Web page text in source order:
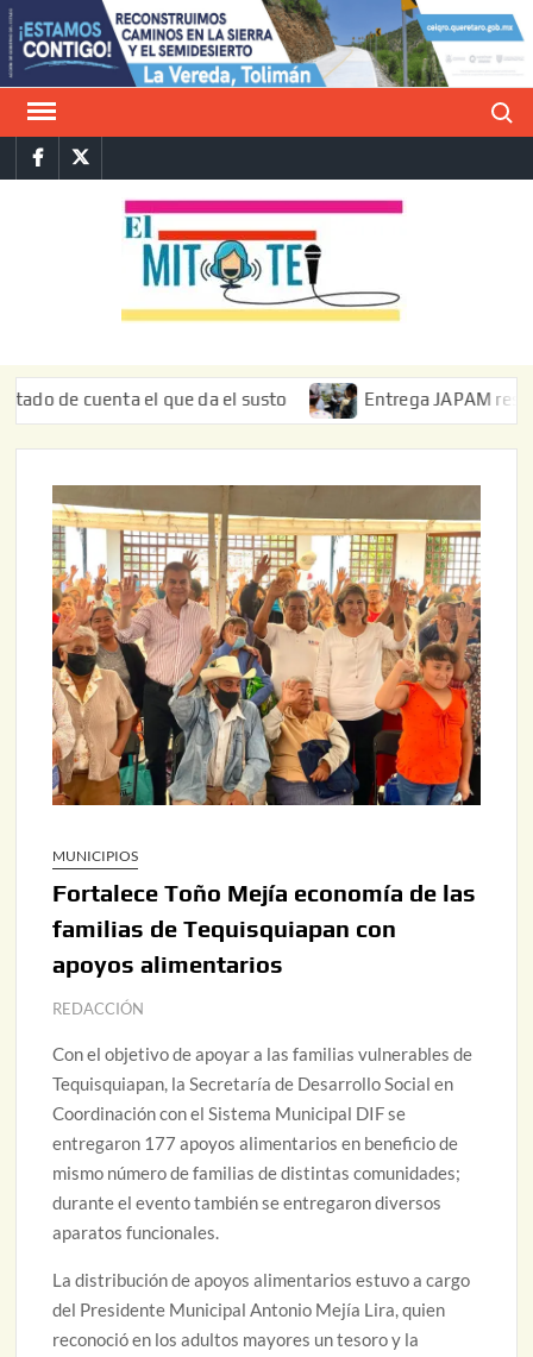
Saltar
al
contenido
FacebookTwitter
cuenta el que da el susto Entrega JAPAM
MUNICIPIOS
Fortalece Toño Mejía economía de las
familias de Tequisquiapan con
apoyos alimentarios
REDACCIÓN
Con el objetivo de apoyar a las familias vulnerables de
Tequisquiapan, la Secretaría de Desarrollo Social en
Coordinación con el Sistema Municipal DIF se
entregaron 177 apoyos alimentarios en beneficio de
mismo número de familias de distintas comunidades;
durante el evento también se entregaron diversos
aparatos funcionales.
La distribución de apoyos alimentarios estuvo a cargo
del Presidente Municipal Antonio Mejía Lira, quien
reconoció en los adultos mayores un tesoro y la